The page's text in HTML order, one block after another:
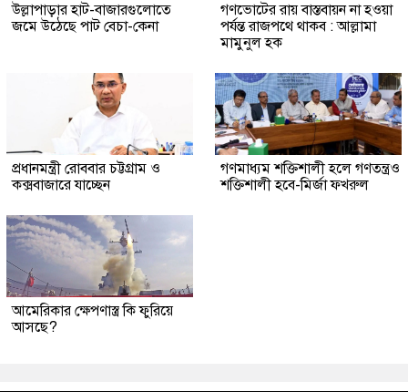
উল্লাপাড়ার হাট-বাজারগুলোতে
জমে উঠেছে পাট বেচা-কেনা
গণভোটের রায় বাস্তবায়ন না হওয়া
পর্যন্ত রাজপথে থাকব : আল্লামা
মামুনুল হক
প্রধানমন্ত্রী রোববার চট্টগ্রাম ও
কক্সবাজারে যাচ্ছেন
গণমাধ্যম শক্তিশালী হলে গণতন্ত্রও
শক্তিশালী হবে-মির্জা ফখরুল
আমেরিকার ক্ষেপণাস্ত্র কি ফুরিয়ে
আসছে?